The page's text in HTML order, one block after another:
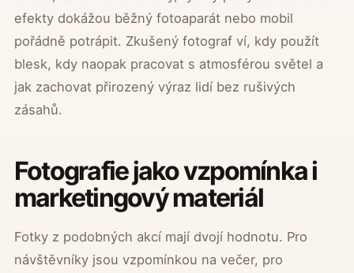
efekty dokážou běžný fotoaparát nebo mobil
pořádně potrápit. Zkušený fotograf ví, kdy použít
blesk, kdy naopak pracovat s atmosférou světel a
jak zachovat přirozený výraz lidí bez rušivých
zásahů.
Fotografie jako vzpomínka i
marketingový materiál
Fotky z podobných akcí mají dvojí hodnotu. Pro
návštěvníky jsou vzpomínkou na večer, pro